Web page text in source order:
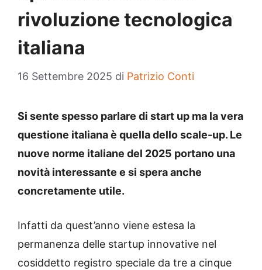
rivoluzione tecnologica
italiana
16 Settembre 2025 di Patrizio Conti
Si sente spesso parlare di start up ma la vera
questione italiana è quella dello scale-up. Le
nuove norme italiane del 2025 portano una
novità interessante e si spera anche
concretamente utile.
Infatti da quest’anno viene estesa la
permanenza delle startup innovative nel
cosiddetto registro speciale da tre a cinque